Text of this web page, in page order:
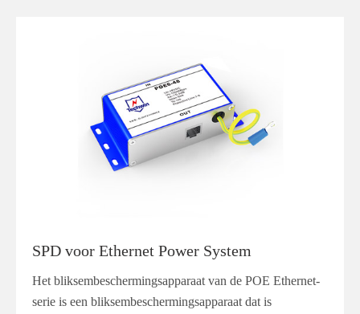
SPD voor Ethernet Power System
Het bliksembeschermingsapparaat van de POE Ethernet-
serie is een bliksembeschermingsapparaat dat is